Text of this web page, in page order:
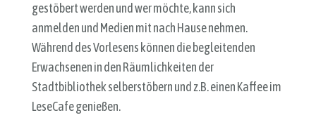
gestöbert werden und wer möchte, kann sich
anmelden und Medien mit nach Hause nehmen.
Während des Vorlesens können die begleitenden
Erwachsenen in den Räumlichkeiten der
Stadtbibliothek selberstöbern und z.B. einen Kaffee im
LeseCafe genießen.